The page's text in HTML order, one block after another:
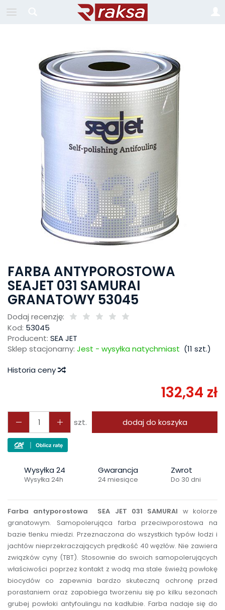
FARBA ANTYPOROSTOWA
SEAJET 031 SAMURAI
GRANATOWY 53045
Dodaj recenzję:
Kod: 53045
Producent: SEA JET
Sklep stacjonarny: Jest - wysyłka natychmiast (11 szt.)
Historia ceny
132,34 zł
szt. dodaj do koszyka
Wysyłka 24
Wysyłka 24h
Gwarancja
24 miesiące
Zwrot
Do 30 dni
Farba antyporostowa SEA JET 031 SAMURAI w kolorze
granatowym. Samopolerująca farba przeciwporostowa na
bazie tlenku miedzi. Przeznaczona do wszystkich typów łodzi i
jachtów nieprzekraczających prędkość 40 węzłów. Nie zawiera
związków cyny (TBT). Stosownie do swoich samopolerujących
właściwości poprzez kontakt z wodą ma stale świeżą powłokę
biocydów co zapewnia bardzo skuteczną ochronę przed
porastaniem oraz zapobiega tworzeniu się po kilku sezonach
grubej powłoki antyfoulingu na kadłubie. Farba nadaje się do